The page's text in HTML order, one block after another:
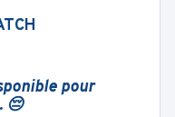
pour
😔